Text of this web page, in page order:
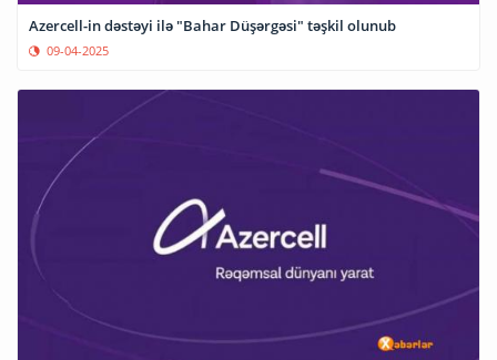
Azercell-in dəstəyi ilə "Bahar Düşərgəsi" təşkil olunub
09-04-2025